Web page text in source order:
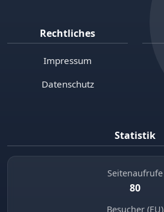
Rechtliches
Impressum
Datenschutz
Statistik
Seitenaufrufe
80
Besucher (EU)